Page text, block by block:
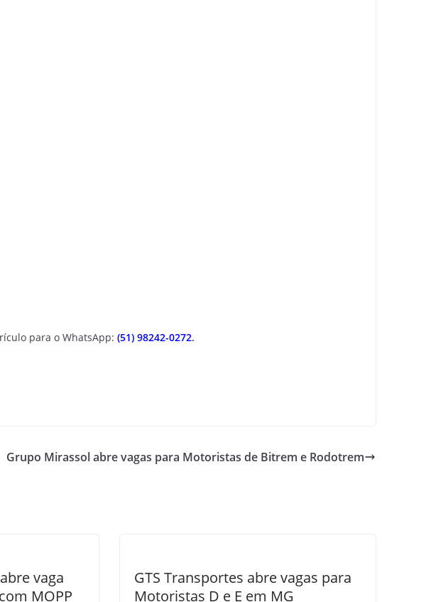
para o WhatsApp: (51) 98242-0272.
Grupo Mirassol abre vagas para Motoristas de Bitrem e Rodotrem
vaga
MOPP
GTS Transportes abre vagas para
Motoristas D e E em MG